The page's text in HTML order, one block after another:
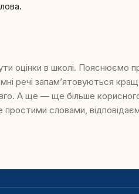
оцінки в школі. Пояснюємо
речі запам’ятовуються
А ще — ще більше
словами,